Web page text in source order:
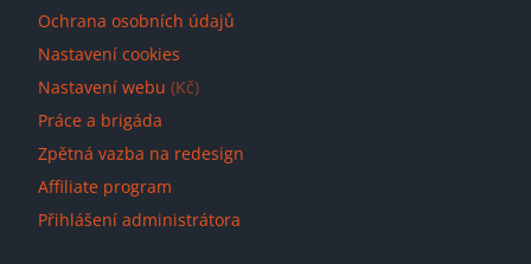
Ochrana osobních údajů
Nastavení cookies
Nastavení webu (Kč)
Práce a brigáda
Zpětná vazba na redesign
Affiliate program
Přihlášení administrátora